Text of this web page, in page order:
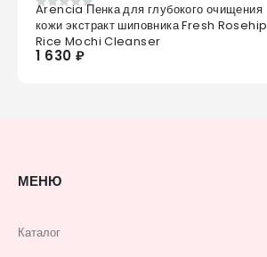
0из 5
Arencia Пенка для глубокого очищения
кожи экстракт шиповника Fresh Rosehip
Rice Mochi Cleanser
1 630 ₽
МЕНЮ
Каталог